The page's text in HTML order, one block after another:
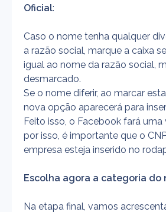
Oficial:
Caso o nome tenha qualquer
a razão social, marque a caixa
igual ao nome da razão social,
desmarcado.
Se o nome diferir, ao marcar
nova opção aparecerá para
Feito isso, o Facebook fará uma
por isso, é importante que o
empresa esteja inserido no
Escolha agora a categoria do
Na etapa final, vamos